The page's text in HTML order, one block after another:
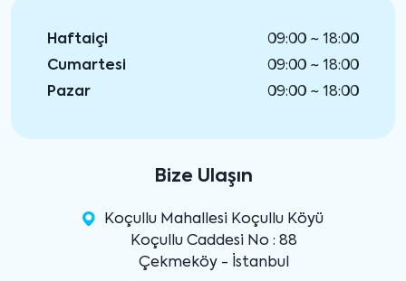
Haftaiçi
09:00 ~ 18:00
Cumartesi
09:00 ~ 18:00
Pazar
09:00 ~ 18:00
Bize Ulaşın
Koçullu Mahallesi Koçullu Köyü
Koçullu Caddesi No : 88
Çekmeköy - İstanbul